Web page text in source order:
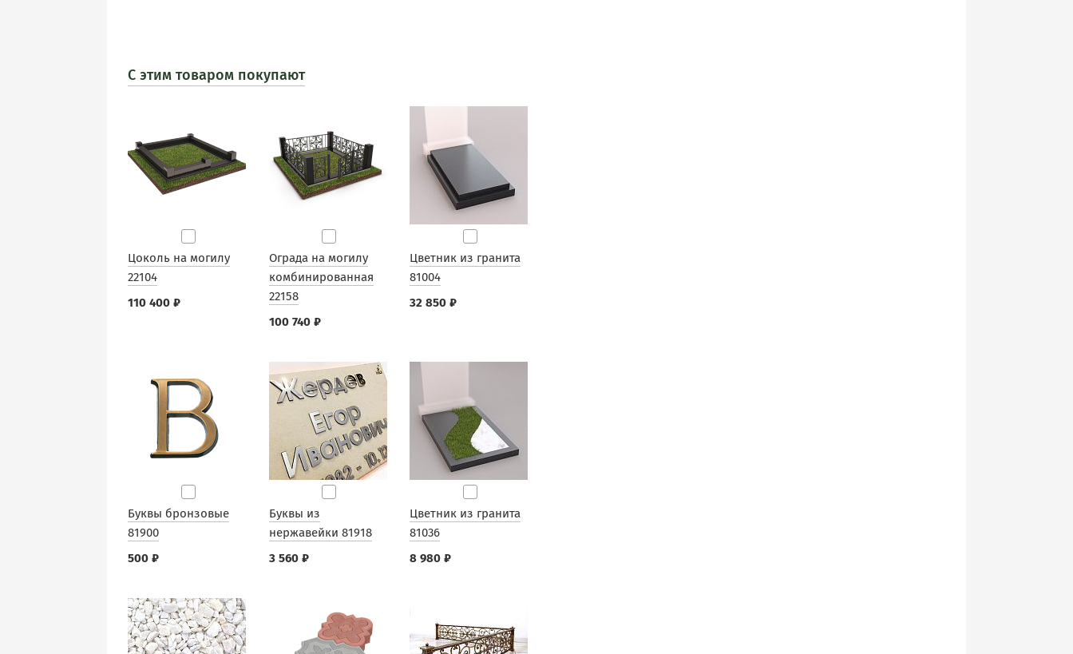
С этим товаром покупают
Цоколь на могилу
22104
110 400 ₽
Ограда на могилу
комбинированная
22158
100 740 ₽
Цветник из гранита
81004
32 850 ₽
Буквы бронзовые
81900
500 ₽
Буквы из
нержавейки 81918
3 560 ₽
Цветник из гранита
81036
8 980 ₽